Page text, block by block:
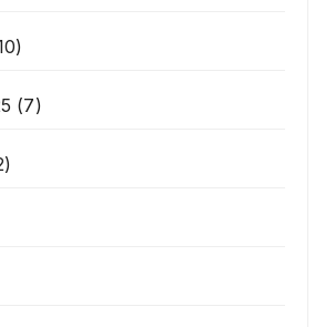
(7)